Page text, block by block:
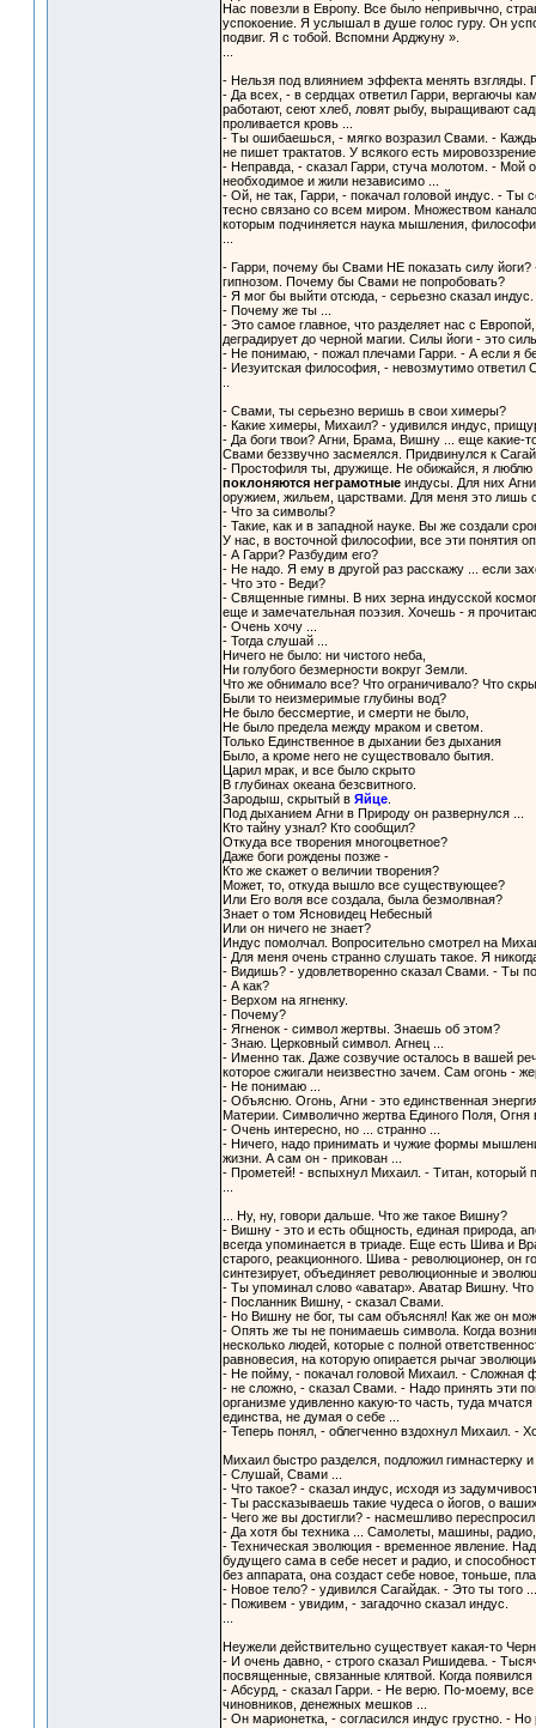
Нас повезли в Европу. Все было непривычно,
успокоение. Я услышал в душе голос гуру. Он
подвиг. Я с тобой. Вспомни Арджуну ».
- Нельзя под влиянием эффекта менять
- Да всех, - в сердцах ответил Гарри, вергаючы
работают, сеют хлеб, ловят рыбу, выращивают
проливается кровь ...
- Ты ошибаешься, - мягко возразил Свами. -
не пишет трактатов. У всякого есть
- Неправда, - сказал Гарри, стуча молотом. - Мой
необходимое и жили независимо ...
- Ой, не так, Гарри, - покачал головой индус. - Ты
тесно связано со всем миром. Множеством
которым подчиняется наука мышления,
- Гарри, почему бы Свами НЕ показать силу
гипнозом. Почему бы Свами не попробовать?
- Я мог бы выйти отсюда, - серьезно сказал
- Почему же ты ...
- Это самое главное, что разделяет нас с
деградирует до черной магии. Силы йоги - это
- Не понимаю, - пожал плечами Гарри. - А если я
- Иезуитская философия, - невозмутимо ответил
- Свами, ты серьезно веришь в свои химеры?
- Какие химеры, Михаил? - удивился индус,
- Да боги твои? Агни, Брама, Вишну ... еще какие-
Свами беззвучно засмеялся. Придвинулся к
- Простофиля ты, дружище. Не обижайся, я люблю
поклоняются неграмотныеиндусы. Для них
оружием, жильем, царствами. Для меня это лишь
- Что за символы?
- Такие, как и в западной науке. Вы же создали
У нас, в восточной философии, все эти понятия
- А Гарри? Разбудим его?
- Не надо. Я ему в другой раз расскажу ... если
- Что это - Веди?
- Священные гимны. В них зерна индусской
еще и замечательная поэзия. Хочешь - я
- Очень хочу ...
- Тогда слушай ...
Ничего не было: ни чистого неба,
Ни голубого безмерности вокруг Земли.
Что же обнимало все? Что ограничивало? Что
Были то неизмеримые глубины вод?
Не было бессмертие, и смерти не было,
Не было предела между мраком и светом.
Только Единственное в дыхании без дыхания
Было, а кроме него не существовало бытия.
Царил мрак, и все было скрыто
В глубинах океана безсвитного.
Зародыш, скрытый в Яйце.
Под дыханием Агни в Природу он развернулся ...
Кто тайну узнал? Кто сообщил?
Откуда все творения многоцветное?
Даже боги рождены позже -
Кто же скажет о величии творения?
Может, то, откуда вышло все существующее?
Или Его воля все создала, была безмолвная?
Знает о том Ясновидец Небесный
Или он ничего не знает?
Индус помолчал. Вопросительно смотрел на
- Для меня очень странно слушать такое. Я
- Видишь? - удовлетворенно сказал Свами. - Ты
- А как?
- Верхом на ягненку.
- Почему?
- Ягненок - символ жертвы. Знаешь об этом?
- Знаю. Церковный символ. Агнец ...
- Именно так. Даже созвучие осталось в вашей
которое сжигали неизвестно зачем. Сам огонь -
- Не понимаю ...
- Объясню. Огонь, Агни - это единственная
Материи. Символично жертва Единого Поля,
- Очень интересно, но ... странно ...
- Ничего, надо принимать и чужие формы
жизни. А сам он - прикован ...
- Прометей! - вспыхнул Михаил. - Титан, который
... Ну, ну, говори дальше. Что же такое Вишну?
- Вишну - это и есть общность, единая природа,
всегда упоминается в триаде. Еще есть Шива и
старого, реакционного. Шива - революционер, он
синтезирует, объединяет революционные и
- Ты упоминал слово «аватар». Аватар Вишну. Что
- Посланник Вишну, - сказал Свами.
- Но Вишну не бог, ты сам объяснял! Как же он
- Опять же ты не понимаешь символа. Когда
несколько людей, которые с полной
равновесия, на которую опирается рычаг
- Не пойму, - покачал головой Михаил. -
- не сложно, - сказал Свами. - Надо принять эти
организме удивленно какую-то часть, туда
единства, не думая о себе ...
- Теперь понял, - облегченно вздохнул Михаил. -
Михаил быстро разделся, подложил гимнастерку
- Слушай, Свами ...
- Что такое? - сказал индус, исходя из
- Ты рассказываешь такие чудеса о йогов, о
- Чего же вы достигли? - насмешливо
- Да хотя бы техника ... Самолеты, машины, радио,
- Техническая эволюция - временное явление.
будущего сама в себе несет и радио, и
без аппарата, она создаст себе новое, тоньше,
- Новое тело? - удивился Сагайдак. - Это ты того
- Поживем - увидим, - загадочно сказал индус.
Неужели действительно существует какая-то
- И очень давно, - строго сказал Ришидева. -
посвященные, связанные клятвой. Когда
- Абсурд, - сказал Гарри. - Не верю. По-моему,
чиновников, денежных мешков ...
- Он марионетка, - согласился индус грустно. -